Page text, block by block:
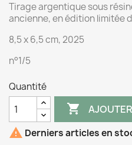
Tirage argentique sous
ancienne, en édition limitée
8,5 x 6,5 cm, 2025
n°1/5
Quantité

 Derniers articles en